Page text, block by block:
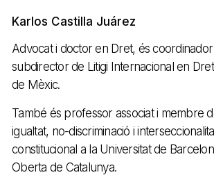
Karlos Castilla Juárez
Advocat i doctor en Dret, és
subdirector de Litigi Internacional en
de Mèxic.
També és professor associat i membre
igualtat, no-discriminació i
constitucional a la Universitat de
Oberta de Catalunya.